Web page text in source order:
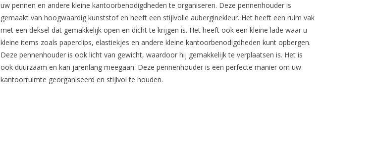
uw pennen en andere kleine kantoorbenodigdheden te organiseren. Deze pennenhouder is
gemaakt van hoogwaardig kunststof en heeft een stijlvolle auberginekleur. Het heeft een ruim vak
met een deksel dat gemakkelijk open en dicht te krijgen is. Het heeft ook een kleine lade waar u
kleine items zoals paperclips, elastiekjes en andere kleine kantoorbenodigdheden kunt opbergen.
Deze pennenhouder is ook licht van gewicht, waardoor hij gemakkelijk te verplaatsen is. Het is
ook duurzaam en kan jarenlang meegaan. Deze pennenhouder is een perfecte manier om uw
kantoorruimte georganiseerd en stijlvol te houden.